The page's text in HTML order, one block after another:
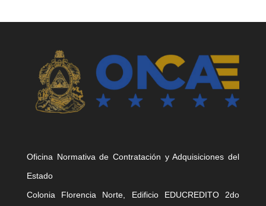
Oficina Normativa de Contratación y Adquisiciones del
Estado
Colonia Florencia Norte, Edificio EDUCREDITO 2do